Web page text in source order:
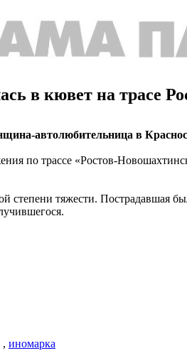
в кювет на трасе
автолюбительница в
по трассе «Ростов-
тяжести. Пострадавшая
, иномарка